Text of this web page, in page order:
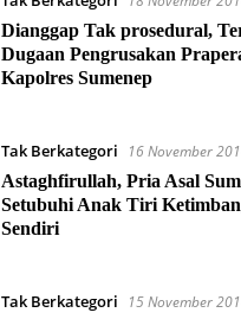
Dianggap Tak prosedural,
Dugaan Pengrusakan
Kapolres Sumenep
Tak Berkategori
16 November
Astaghfirullah, Pria Asal
Setubuhi Anak Tiri
Sendiri
Tak Berkategori
15 November